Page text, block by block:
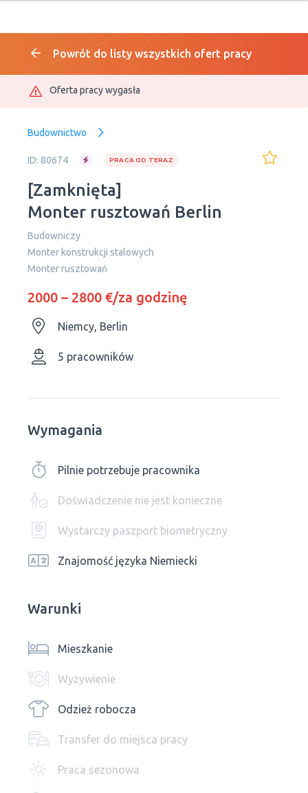
Powrót do listy wszystkich ofert pracy
Oferta pracy wygasła
Budownictwo
ID: 80674 PRACA OD TERAZ
[Zamknięta]
Monter rusztowań Berlin
Budowniczy
Monter konstrukcji stalowych
Мonter rusztowań
2000 – 2800 €/za godzinę
Niemcy, Berlin
5 pracowników
Wymagania
Pilnie potrzebuje pracownika
Doświadczenie nie jest konieczne
Wystarczy paszport biometryczny
Znajomość języka Niemiecki
Warunki
Mieszkanie
Wyżywienie
Odzież robocza
Transfer do miejsca pracy
Praca sezonowa